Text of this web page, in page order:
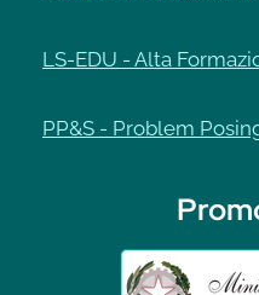
LS-EDU - Alta
PP&S - Problem